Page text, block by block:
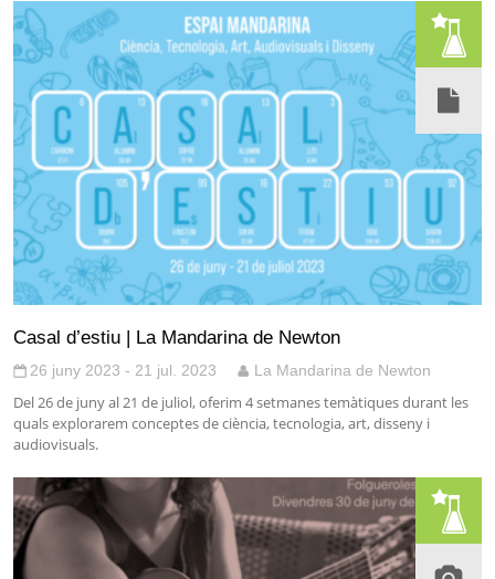
Casal d’estiu | La Mandarina de Newton
26 juny 2023 - 21 jul. 2023 La Mandarina de Newton
Del 26 de juny al 21 de juliol, oferim 4 setmanes temàtiques durant les
quals explorarem conceptes de ciència, tecnologia, art, disseny i
audiovisuals.